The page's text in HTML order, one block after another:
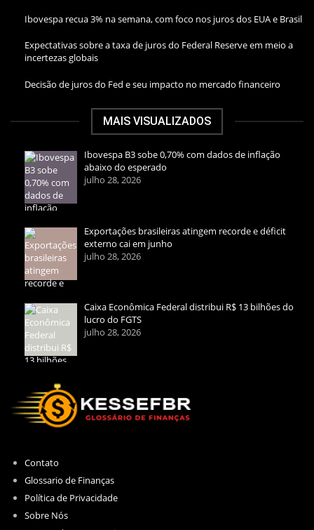
Ibovespa recua 3% na semana, com foco nos juros dos EUA e Brasil
Expectativas sobre a taxa de juros do Federal Reserve em meio a
incertezas globais
Decisão de juros do Fed e seu impacto no mercado financeiro
MAIS VISUALIZADOS
Ibovespa B3 sobe 0,70% com dados de inflação
abaixo do esperado
julho 28, 2026
Exportações brasileiras atingem recorde e déficit
externo cai em junho
julho 28, 2026
Caixa Econômica Federal distribui R$ 13 bilhões do
lucro do FGTS
julho 28, 2026
Contato
Glossario de Finanças
Política de Privacidade
Sobre Nós